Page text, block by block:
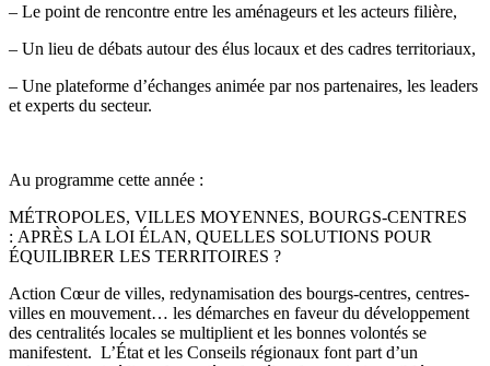
– Le point de rencontre entre les aménageurs et les acteurs filière,
– Un lieu de débats autour des élus locaux et des cadres territoriaux,
– Une plateforme d’échanges animée par nos partenaires, les leaders
et experts du secteur.
Au programme cette année :
MÉTROPOLES, VILLES MOYENNES, BOURGS-CENTRES
: APRÈS LA LOI ÉLAN, QUELLES SOLUTIONS POUR
ÉQUILIBRER LES TERRITOIRES ?
Action Cœur de villes, redynamisation des bourgs-centres, centres-
villes en mouvement… les démarches en faveur du développement
des centralités locales se multiplient et les bonnes volontés se
manifestent. L’État et les Conseils régionaux font part d’un